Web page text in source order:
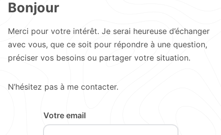
Bonjour
Merci pour votre intérêt. Je serai heureuse d’échanger
avec vous, que ce soit pour répondre à une question,
préciser vos besoins ou partager votre situation.
N’hésitez pas à me contacter.
Votre email